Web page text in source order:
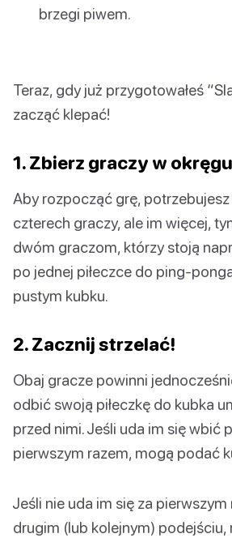
brzegi piwem.
Teraz, gdy już przygotowałeś
zacząć klepać!
1. Zbierz graczy w
Aby rozpocząć grę,
czterech graczy, ale im więcej,
dwóm graczom, którzy stoją
po jednej piłeczce do ping-
pustym kubku.
2. Zacznij strzelać!
Obaj gracze powinni
odbić swoją piłeczkę do kubka
przed nimi. Jeśli uda im się wbić
pierwszym razem, mogą podać
Jeśli nie uda im się za
drugim (lub kolejnym)